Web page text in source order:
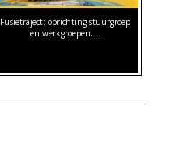
Fusietraject: oprichting stuurgroep
en werkgroepen,…